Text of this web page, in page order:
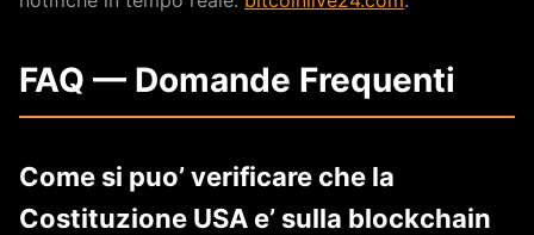
FAQ — Domande Frequenti
Come si puo’ verificare che la
Costituzione USA e’ sulla blockchain